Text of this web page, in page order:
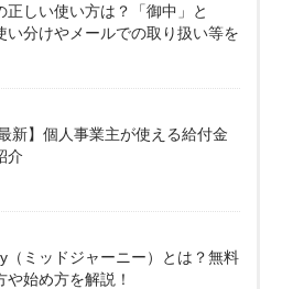
正しい使い方は？「御中」と
い分けやメールでの取り扱い等を
新】個人事業主が使える給付金
介
（ミッドジャーニー）とは？無料
や始め方を解説！